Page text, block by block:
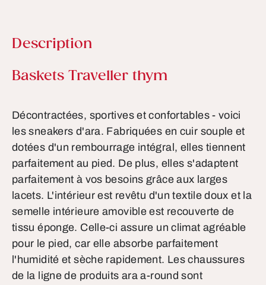
Description
Informations sur le produit
Baskets Traveller thym
Décontractées, sportives et confortables - voici
les sneakers d'ara. Fabriquées en cuir souple et
dotées d'un rembourrage intégral, elles tiennent
parfaitement au pied. De plus, elles s'adaptent
parfaitement à vos besoins grâce aux larges
lacets. L'intérieur est revêtu d'un textile doux et la
semelle intérieure amovible est recouverte de
tissu éponge. Celle-ci assure un climat agréable
pour le pied, car elle absorbe parfaitement
l'humidité et sèche rapidement. Les chaussures
de la ligne de produits ara a-round sont